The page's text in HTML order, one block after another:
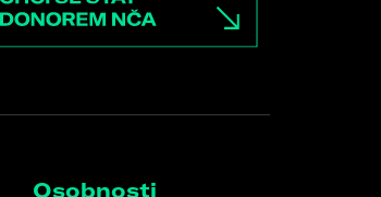
Osobnosti